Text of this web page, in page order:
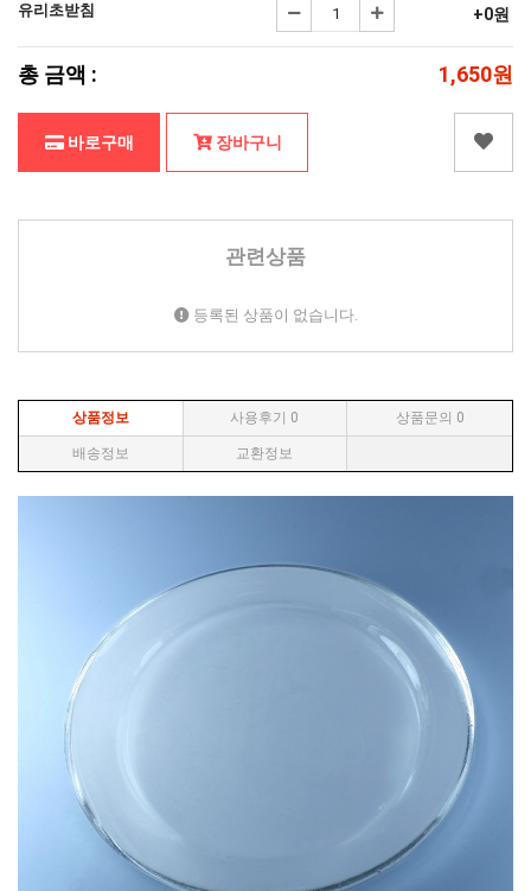
유리초받침 +0원
총 금액 : 1,650원
바로구매 장바구니
관련상품
등록된 상품이 없습니다.
상품정보 사용후기 0 상품문의 0
배송정보 교환정보